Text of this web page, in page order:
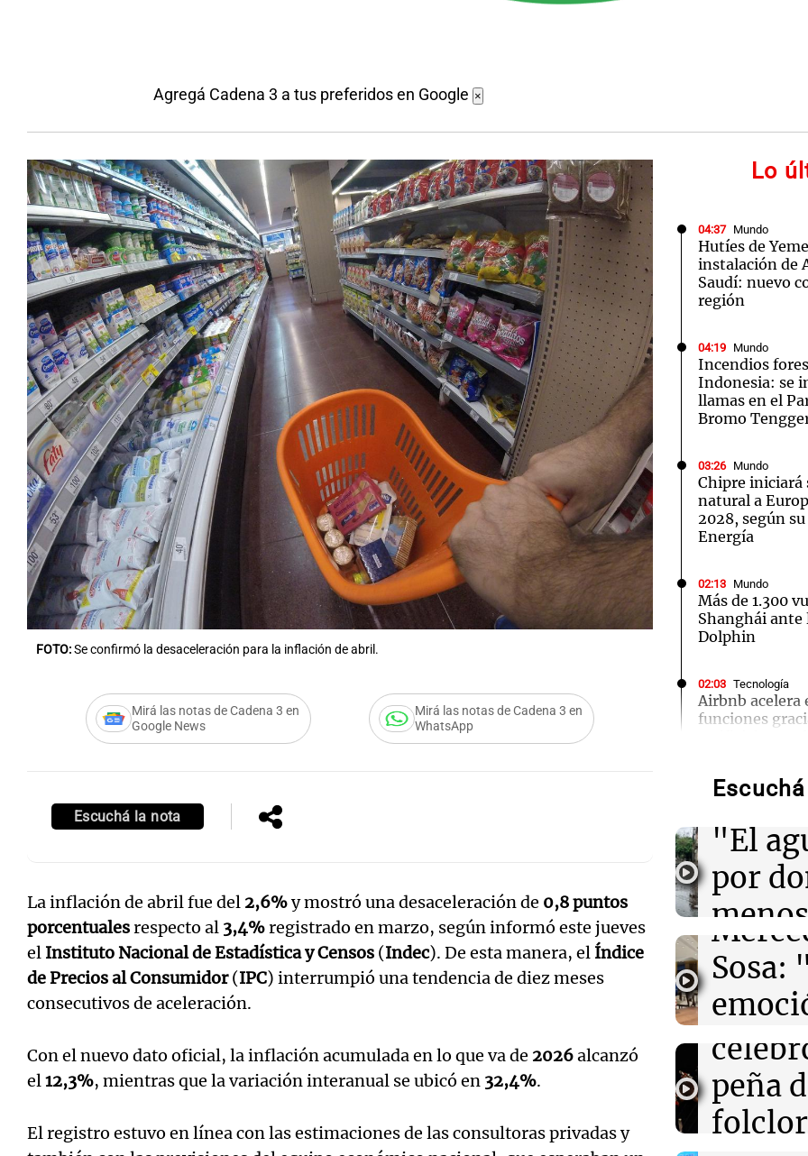
Agregá Cadena 3 a tus preferidos en Google ×
FOTO:Se confirmó la desaceleración para la inflación de abril.
Mirá las notas de Cadena 3 en
Google News
Mirá las notas de Cadena 3 en
WhatsApp
Escuchá la nota
La inflación de abril fue del 2,6%y mostró una desaceleración de 0,8 puntos
porcentuales respecto al 3,4% registrado en marzo, según informó este jueves
el Instituto Nacional de Estadística y Censos (Indec). De esta manera, el Índice
de Precios al Consumidor(IPC) interrumpió una tendencia de diez meses
consecutivos de aceleración.
Con el nuevo dato oficial, la inflación acumulada en lo que va de 2026alcanzó
el 12,3%, mientras que la variación interanual se ubicó en 32,4%.
El registro estuvo en línea con las estimaciones de las consultoras privadas y
Lo
04:37 Mundo
Hutíes de
instalación de
Saudí: nuevo
región
04:19 Mundo
Incendios
Indonesia: se
llamas en el
Bromo
03:26 Mundo
Chipre iniciará
natural a
2028, según
Energía
02:13 Mundo
Más de 1.300
Shanghái
Dolphin
02:03 Tecnología
Airbnb acelera
funciones
01:49 Mundo
El Pentágono
en la
01:31 Ciencia
Reducir
disminuye
salud, según
01:29
El lago Mead
bajo en 90
00:32 Clima
Clima en Salta:
tiempo este
Audio.
"El
por
menos
Una
Rosario
Episodios
Audio.
huella
Sosa:
filtro
Una
Rosario
Audio.
peña
Audio.